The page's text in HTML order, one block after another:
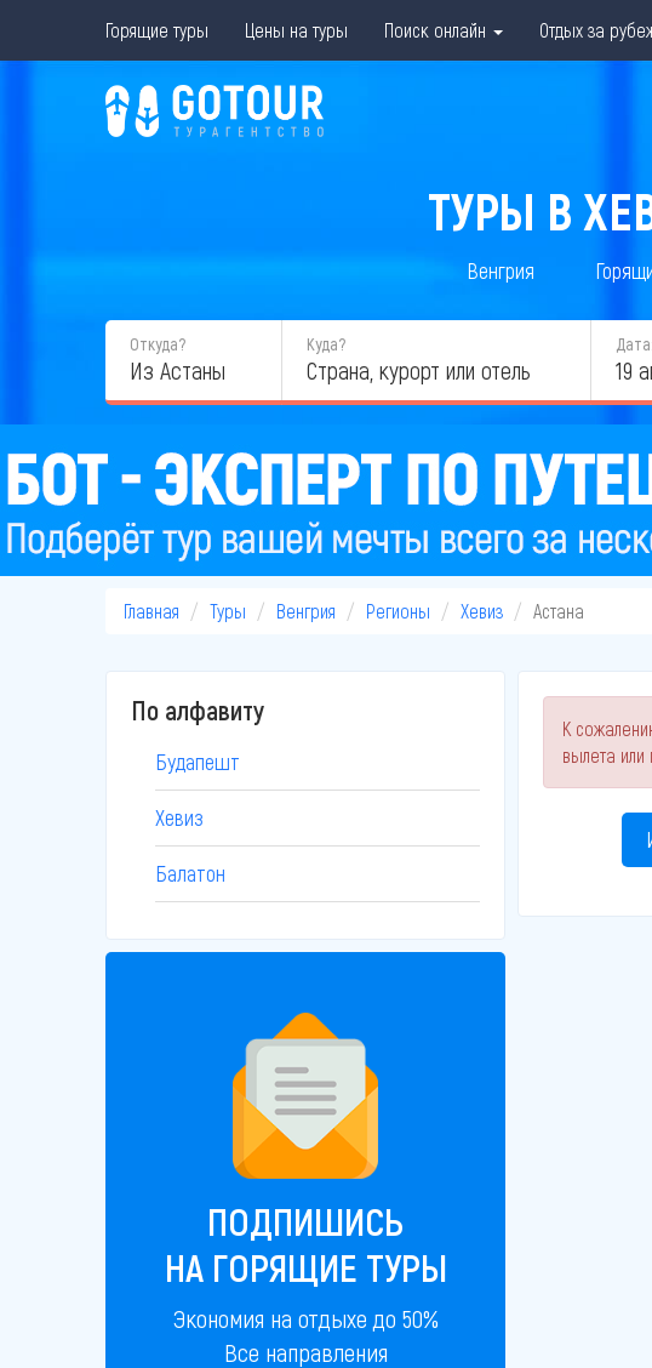
Горящие туры Цены на туры Поиск онлайн Отдых за
ТУРЫ В
Венгрия
Откуда?
Из Астаны
Куда? Дата:
19
Главная Туры Венгрия Регионы Хевиз Астана
По алфавиту
Будапешт
Хевиз
Балатон
ПОДПИШИСЬ
НА ГОРЯЩИЕ ТУРЫ
Экономия на отдыхе до 50%
Все направления
К
вылета